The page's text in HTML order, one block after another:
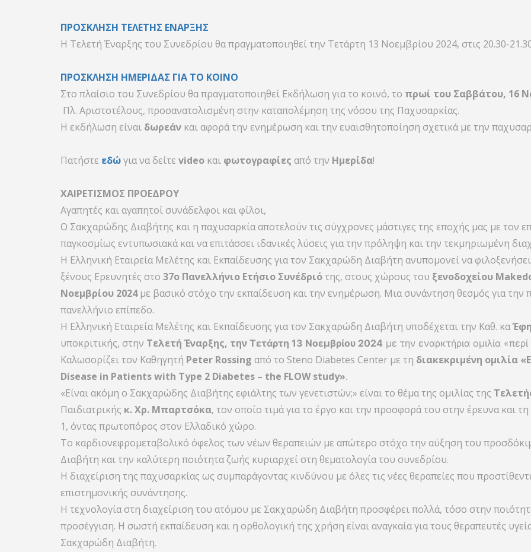
ΠΡΟΣΚΛΗΣΗ ΤΕΛΕΤΗΣ ΕΝΑΡΞΗΣ
Η Τελετή Έναρξης του Συνεδρίου θα πραγματοποιηθεί την Τετάρτη 13 Νοεμβρίου 2024, στις 20.30-
ΠΡΟΣΚΛΗΣΗ ΗΜΕΡΙΔΑΣ ΓΙΑ ΤΟ ΚΟΙΝΟ
Στο πλαίσιο του Συνεδρίου θα πραγματοποιηθεί Εκδήλωση για το κοινό, το πρωί του Σαββάτου, 16
Πλ. Αριστοτέλους, προσανατολισμένη στην καταπολέμηση της νόσου της Παχυσαρκίας.
Η εκδήλωση είναι δωρεάν και αφορά την ενημέρωση και την ευαισθητοποίηση σχετικά με την
Πατήστε εδώγια να δείτε video και φωτογραφίες από την Ημερίδα!
ΧΑΙΡΕΤΙΣΜΟΣ ΠΡΟΕΔΡΟΥ
Αγαπητές και αγαπητοί συνάδελφοι και φίλοι,
Ο Σακχαρώδης Διαβήτης και η παχυσαρκία αποτελούν τις σύγχρονες μάστιγες της εποχής μας με τον
παγκοσμίως εντυπωσιακά και να επιτάσσει ιδανικές λύσεις για την πρόληψη και την τεκμηριωμένη
Η Ελληνική Εταιρεία Μελέτης και Εκπαίδευσης για τον Σακχαρώδη Διαβήτη ανυπομονεί να
ξένους Ερευνητές στο 37ο Πανελλήνιο Ετήσιο Συνέδριότης, στους χώρους του ξενοδοχείου
Νοεμβρίου 2024με βασικό στόχο την εκπαίδευση και την ενημέρωση. Μια συνάντηση θεσμός για την
πανελλήνιο επίπεδο.
Η Ελληνική Εταιρεία Μελέτης και Εκπαίδευσης για τον Σακχαρώδη Διαβήτη υποδέχεται την Καθ. κα
υποκριτικής, στην Τελετή Έναρξης, την Τετάρτη 13 Νοεμβρίου 2024 με την εναρκτήρια ομιλία
Καλωσορίζει τον Καθηγητή Peter Rossing από το Steno Diabetes Center με τη διακεκριμένη ομιλία
Disease in Patients with Type 2 Diabetes – the FLOW study».
«Είναι ακόμη ο Σακχαρώδης Διαβήτης εφιάλτης των γενετιστών;» είναι το θέμα της ομιλίας της
Παιδιατρικής κ. Χρ. Μπαρτσόκα, τον οποίο τιμά για το έργο και την προσφορά του στην έρευνα και
1, όντας πρωτοπόρος στον Ελλαδικό χώρο.
Το καρδιονεφρομεταβολικό όφελος των νέων θεραπειών με απώτερο στόχο την αύξηση του
Διαβήτη και την καλύτερη ποιότητα ζωής κυριαρχεί στη θεματολογία του συνεδρίου.
Η διαχείριση της παχυσαρκίας ως συμπαράγοντας κινδύνου με όλες τις νέες θεραπείες που
επιστημονικής συνάντησης.
Η τεχνολογία στη διαχείριση του ατόμου με Σακχαρώδη Διαβήτη προσφέρει πολλά, τόσο στην
προσέγγιση. Η σωστή εκπαίδευση και η ορθολογική της χρήση είναι αναγκαία για τους θεραπευτές
Σακχαρώδη Διαβήτη.